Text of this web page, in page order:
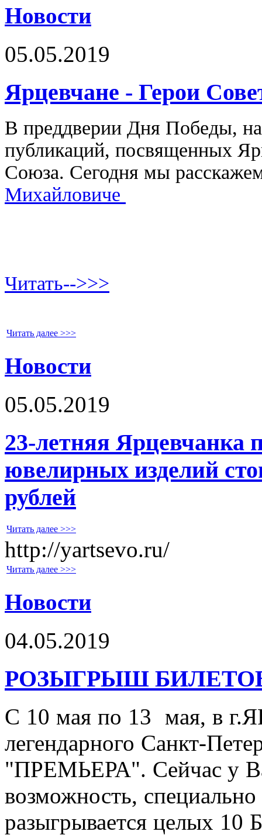
Новости
05.05.2019
Ярцевчане - Герои
В преддверии Дня Победы,
публикаций, посвященных
Союза. Сегодня мы
Михайловиче
Читать-->>>
Читать далее >>>
Новости
05.05.2019
23-летняя Ярцевчанка
ювелирных изделий
рублей
Читать далее >>>
http://yartsevo.ru/
Читать далее >>>
Новости
04.05.2019
РОЗЫГРЫШ
С 10 мая по 13 мая, в
легендарного Санкт-
"ПРЕМЬЕРА". Сейчас у
возможность,
разыгрывается целых